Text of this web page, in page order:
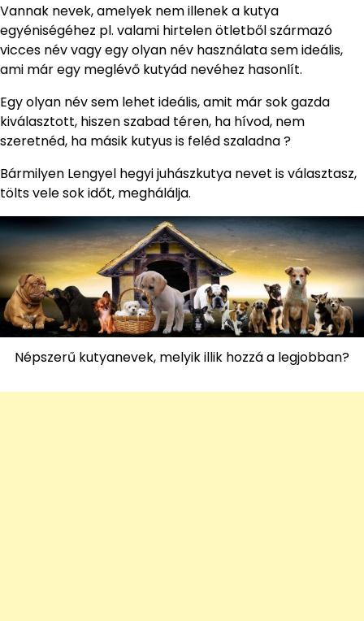
Vannak nevek, amelyek nem illenek a kutya
egyéniségéhez pl. valami hirtelen ötletből származó
vicces név vagy egy olyan név használata sem ideális,
ami már egy meglévő kutyád nevéhez hasonlít.
Egy olyan név sem lehet ideális, amit már sok gazda
kiválasztott, hiszen szabad téren, ha hívod, nem
szeretnéd, ha másik kutyus is feléd szaladna ?
Bármilyen Lengyel hegyi juhászkutya nevet is választasz,
tölts vele sok időt, meghálálja.
Népszerű kutyanevek, melyik illik hozzá a legjobban?